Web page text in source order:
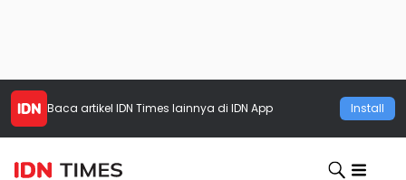
Baca artikel IDN Times lainnya di IDN App Install